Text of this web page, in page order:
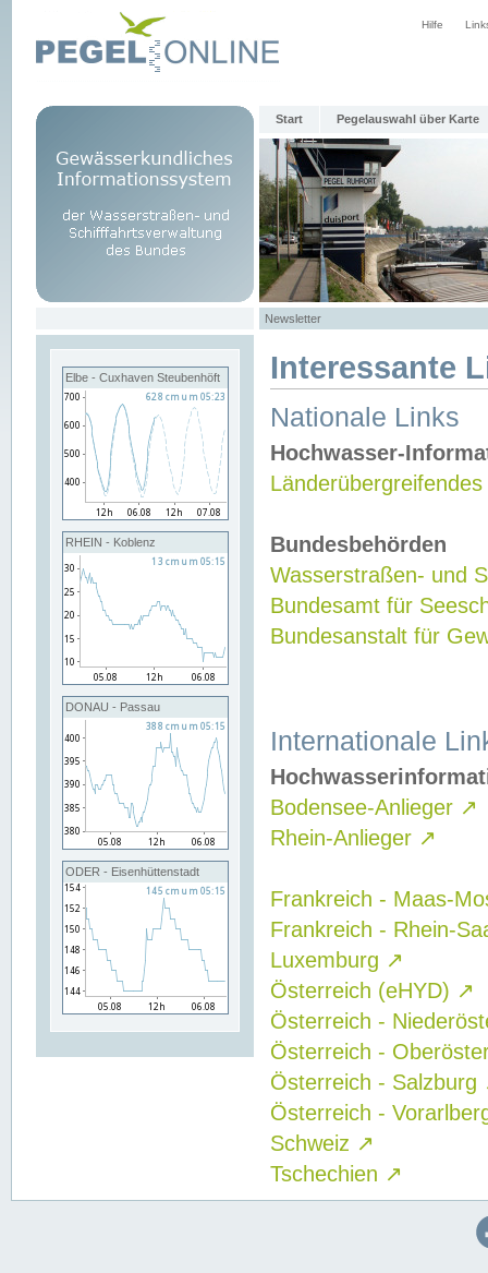
Hilfe
Start Pegelauswahl über Karte
Newsletter
Elbe - Cuxhaven Steubenhöft
RHEIN - Koblenz
DONAU - Passau
ODER - Eisenhüttenstadt
Interessante
Nationale Links
Hochwasser-
Bundesbehörden
Wasserstraßen- und
Bundesamt für
Bundesanstalt für
Internationale
Bodensee-Anlieger ↗
Rhein-Anlieger ↗
Frankreich - Maas-
Frankreich - Rhein-
Luxemburg ↗
Österreich (eHYD) ↗
Österreich -
Österreich -
Österreich - Salzburg
Österreich -
Schweiz ↗
Tschechien ↗